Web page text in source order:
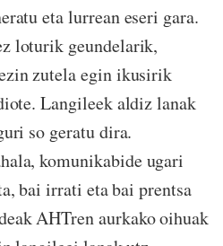
eta lurrean eseri gara.
loturik geundelarik,
zutela egin ikusirik
Langileek aldiz lanak
so geratu dira.
komunikabide ugari
bai irrati eta bai prentsa
AHTren aurkako oihuak